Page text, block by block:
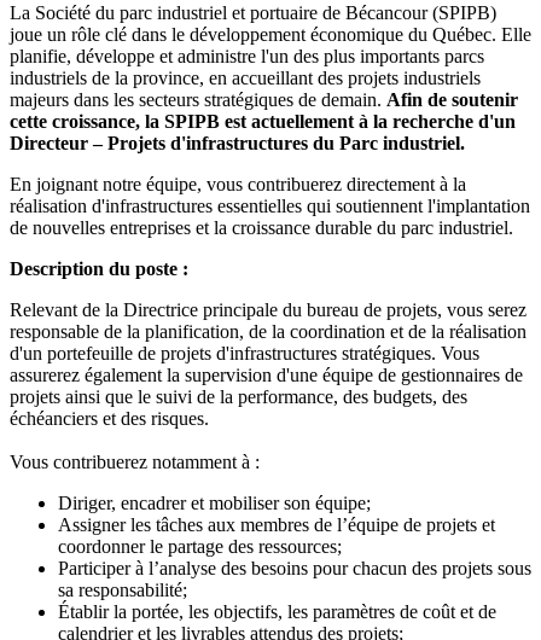
La Société du parc industriel et portuaire de Bécancour (SPIPB)
joue un rôle clé dans le développement économique du Québec. Elle
planifie, développe et administre l'un des plus importants parcs
industriels de la province, en accueillant des projets industriels
majeurs dans les secteurs stratégiques de demain. Afin de soutenir
cette croissance, la SPIPB est actuellement à la recherche d'un
Directeur – Projets d'infrastructures du Parc industriel.
En joignant notre équipe, vous contribuerez directement à la
réalisation d'infrastructures essentielles qui soutiennent l'implantation
de nouvelles entreprises et la croissance durable du parc industriel.
Description du poste :
Relevant de la Directrice principale du bureau de projets, vous serez
responsable de la planification, de la coordination et de la réalisation
d'un portefeuille de projets d'infrastructures stratégiques. Vous
assurerez également la supervision d'une équipe de gestionnaires de
projets ainsi que le suivi de la performance, des budgets, des
échéanciers et des risques.
Vous contribuerez notamment à :
Diriger, encadrer et mobiliser son équipe;
Assigner les tâches aux membres de l’équipe de projets et
coordonner le partage des ressources;
Participer à l’analyse des besoins pour chacun des projets sous
sa responsabilité;
Établir la portée, les objectifs, les paramètres de coût et de
calendrier et les livrables attendus des projets;